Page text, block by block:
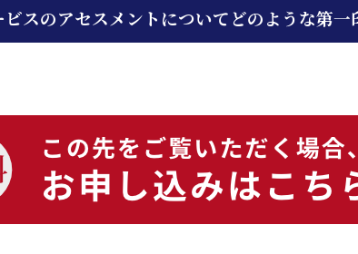
スのアセスメントについてどのような第一